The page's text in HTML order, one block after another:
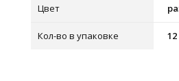
Цвет
Кол-во в упаковке